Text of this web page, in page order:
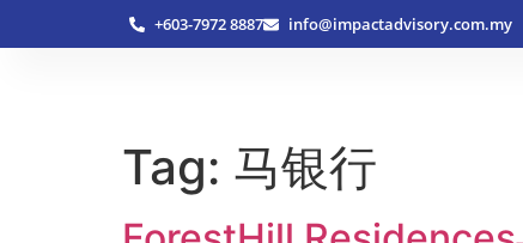
+603-7972 8887 info@impactadvisory.com.my
Tag: 马银行